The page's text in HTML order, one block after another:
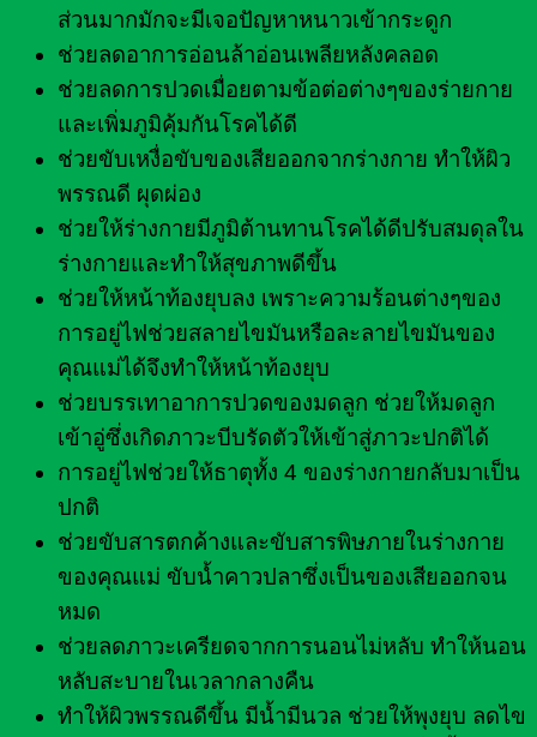
ส่วนมากมักจะมีเจอปัญหาหนาวเข้ากระดูก
ช่วยลดอาการอ่อนล้าอ่อนเพลียหลังคลอด
ช่วยลดการปวดเมื่อยตามข้อต่อต่างๆของร่ายกาย
และเพิ่มภูมิคุ้มกันโรคได้ดี
ช่วยขับเหงื่อขับของเสียออกจากร่างกาย ทำให้ผิว
พรรณดี ผุดผ่อง
ช่วยให้ร่างกายมีภูมิต้านทานโรคได้ดีปรับสมดุลใน
ร่างกายและทำให้สุขภาพดีขึ้น
ช่วยให้หน้าท้องยุบลง เพราะความร้อนต่างๆของ
การอยู่ไฟช่วยสลายไขมันหรือละลายไขมันของ
คุณแม่ได้จึงทำให้หน้าท้องยุบ
ช่วยบรรเทาอาการปวดของมดลูก ช่วยให้มดลูก
เข้าอู่ซึ่งเกิดภาวะบีบรัดตัวให้เข้าสู่ภาวะปกติได้
การอยู่ไฟช่วยให้ธาตุทั้ง 4 ของร่างกายกลับมาเป็น
ปกติ
ช่วยขับสารตกค้างและขับสารพิษภายในร่างกาย
ของคุณแม่ ขับน้ำคาวปลาซึ่งเป็นของเสียออกจน
หมด
ช่วยลดภาวะเครียดจากการนอนไม่หลับ ทำให้นอน
หลับสะบายในเวลากลางคืน
ทำให้ผิวพรรณดีขึ้น มีน้ำมีนวล ช่วยให้พุงยุบ ลดไข